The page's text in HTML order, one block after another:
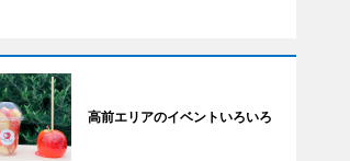
高前エリアのイベントいろいろ